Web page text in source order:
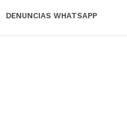
DENUNCIAS WHATSAPP